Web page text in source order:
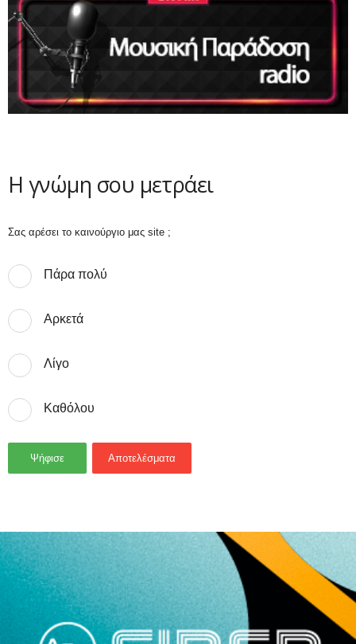
Η γνώμη σου μετράει
Σας αρέσει το καινούργιο μας site ;
Πάρα πολύ
Αρκετά
Λίγο
Καθόλου
Ψήφισε Αποτελέσματα
- Advertisement -